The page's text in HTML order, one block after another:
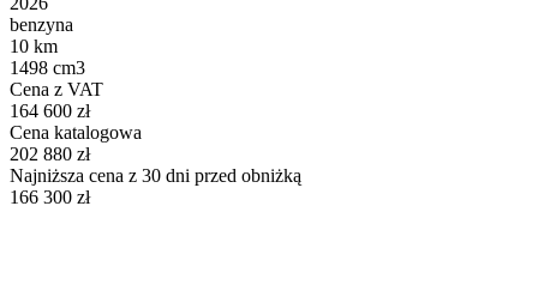
benzyna
10 km
1498 cm3
Cena z VAT
164 600 zł
Cena katalogowa
202 880 zł
Najniższa cena z 30 dni przed obniżką
166 300 zł